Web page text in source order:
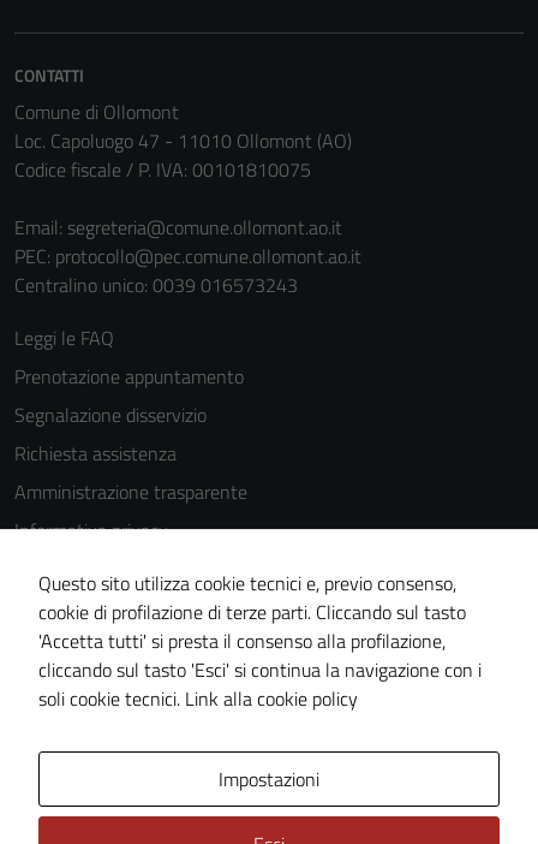
CONTATTI
Comune di Ollomont
Loc. Capoluogo 47 - 11010 Ollomont (AO)
Codice fiscale / P. IVA: 00101810075
Email: segreteria@comune.ollomont.ao.it
PEC: protocollo@pec.comune.ollomont.ao.it
Centralino unico: 0039 016573243
Leggi le FAQ
Prenotazione appuntamento
Segnalazione disservizio
Richiesta assistenza
Amministrazione trasparente
Informativa privacy
Cookie Policy
Note legali
Dichiarazione di accessibilità
Piano di miglioramento del sito
Questo sito utilizza cookie tecnici e, previo consenso,
cookie di profilazione di terze parti. Cliccando sul tasto
'Accetta tutti' si presta il consenso alla profilazione,
cliccando sul tasto 'Esci' si continua la navigazione con i
soli cookie tecnici. Link alla cookie policy
Impostazioni
Questi cookie
sono necessari
funzionamento
del sito e non